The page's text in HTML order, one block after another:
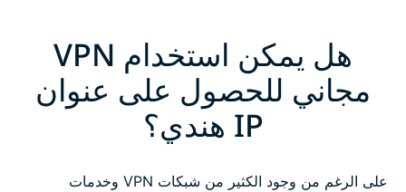
هل يمكن استخدام VPN
مجاني للحصول على عنوان
IP هندي؟
على الرغم من وجود الكثير من شبكات VPN وخدمات